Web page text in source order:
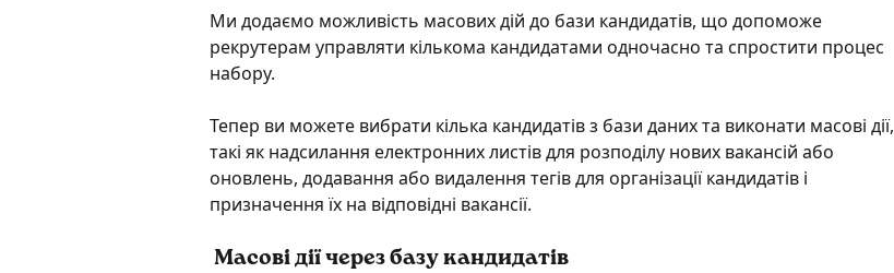
Ми додаємо можливість масових дій до бази кандидатів, що допоможе
рекрутерам управляти кількома кандидатами одночасно та спростити процес
набору.
Тепер ви можете вибрати кілька кандидатів з бази даних та виконати масові дії,
такі як надсилання електронних листів для розподілу нових вакансій або
оновлень, додавання або видалення тегів для організації кандидатів і
призначення їх на відповідні вакансії.
Масові дії через базу кандидатів